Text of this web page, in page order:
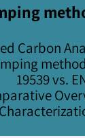
Carbon
19539 vs.